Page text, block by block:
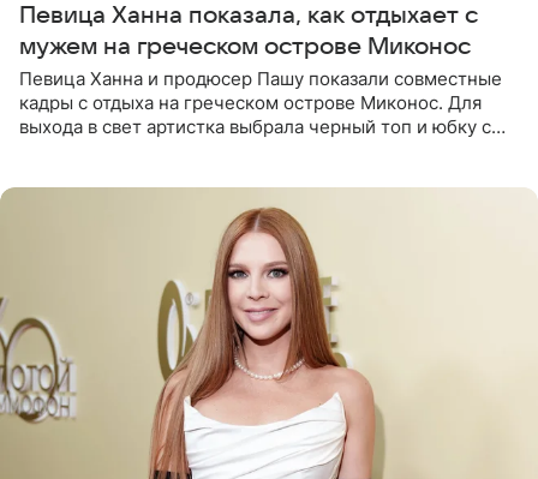
Певица Ханна показала, как отдыхает с
мужем на греческом острове Миконос
Певица Ханна и продюсер Пашу показали совместные
кадры с отдыха на греческом острове Миконос. Для
выхода в свет артистка выбрала черный топ и юбку с